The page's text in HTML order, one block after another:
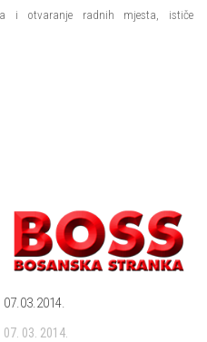
i otvaranje radnih mjesta, ističe
07.03.2014.
07. 03. 2014.